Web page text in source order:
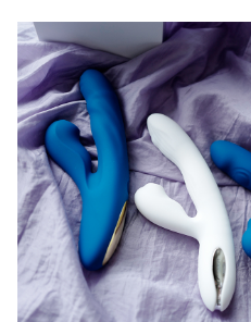
妊娠/出産/家族
ココロ/カラダ
グルメ
トラベル
カルチャー/エンタメ